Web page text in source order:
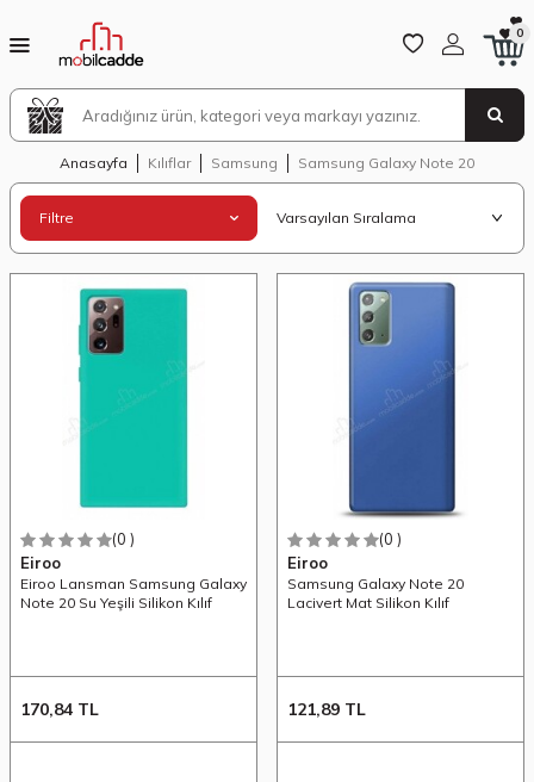
0
Anasayfa Kılıflar Samsung Samsung Galaxy Note 20
Filtre
(0 )
Eiroo
Eiroo Lansman Samsung Galaxy
Note 20 Su Yeşili Silikon Kılıf
170,84 TL
(0 )
Eiroo
Samsung Galaxy Note 20
Lacivert Mat Silikon Kılıf
121,89 TL